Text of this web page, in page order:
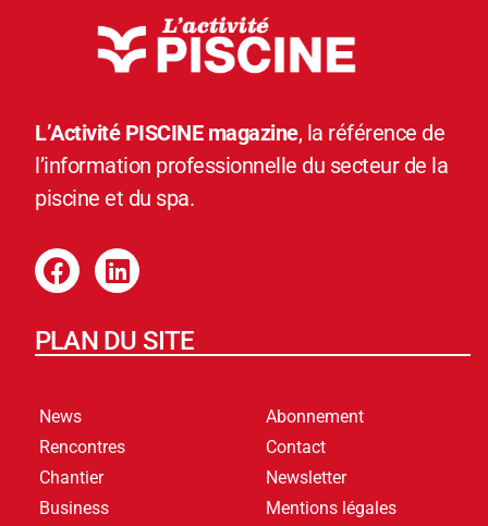
L’Activité PISCINE magazine, la référence de
l’information professionnelle du secteur de la
piscine et du spa.
PLAN DU SITE
News
Rencontres
Chantier
Business
Abonnement
Contact
Newsletter
Mentions légales